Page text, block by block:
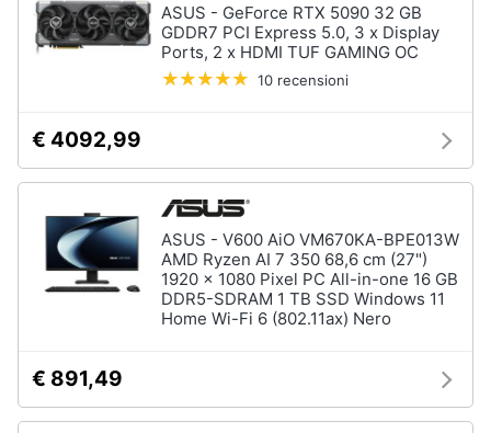
ASUS - GeForce RTX 5090 32 GB
GDDR7 PCI Express 5.0, 3 x Display
Ports, 2 x HDMI TUF GAMING OC
10 recensioni
€ 4092,99
ASUS - V600 AiO VM670KA-BPE013W
AMD Ryzen AI 7 350 68,6 cm (27")
1920 x 1080 Pixel PC All-in-one 16 GB
DDR5-SDRAM 1 TB SSD Windows 11
Home Wi-Fi 6 (802.11ax) Nero
€ 891,49